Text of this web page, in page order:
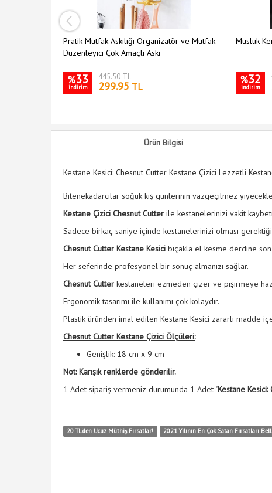
Pratik Mutfak Askılığı Organizatör ve Mutfak
Düzenleyici Çok Amaçlı Askı
%33
indirim
445.50 TL
299.95 TL
Musluk
%32
indirim
Ürün Bilgisi
Kestane Kesici: Chesnut Cutter Kestane Çizici Lezzetli
Bitenekadarcılar soğuk kış günlerinin vazgeçilmez
Kestane Çizici Chesnut Cutter ile kestanelerinizi vakit
Sadece birkaç saniye içinde kestanelerinizi olması
Chesnut Cutter Kestane Kesici bıçakla el kesme derdine
Her seferinde profesyonel bir sonuç almanızı sağlar.
Chesnut Cutter kestaneleri ezmeden çizer ve pişirmeye
Ergonomik tasarımı ile kullanımı çok kolaydır.
Plastik üründen imal edilen Kestane Kesici zararlı madde
Chesnut Cutter Kestane Çizici Ölçüleri:
Genişlik: 18 cm x 9 cm
Not: Karışık renklerde gönderilir.
1 Adet sipariş vermeniz durumunda 1 Adet "Kestane Kesici:
20 TL'den Ucuz Müthiş Fırsatlar! 2021 Yılının En Çok Satan Fırsatları